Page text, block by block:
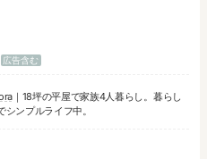
広告含む
｜18坪の平屋で家族4人暮らし。暮らし
ンプルライフ中。